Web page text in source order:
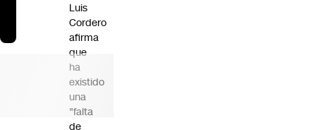
Luis
Cordero
afirma
que
ha
existido
una
"falta
de